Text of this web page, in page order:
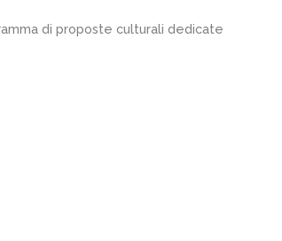
di proposte culturali dedicate